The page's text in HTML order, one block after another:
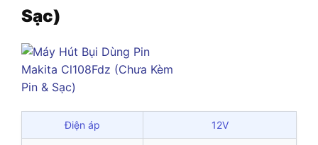
Sạc)
Điện áp 12V